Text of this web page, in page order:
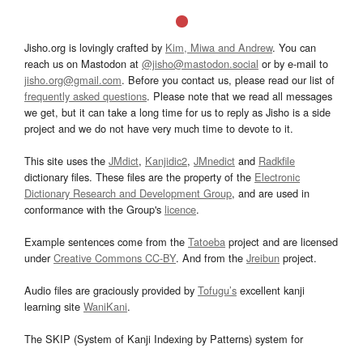
Jisho.org is lovingly crafted by Kim, Miwa and Andrew. You can
reach us on Mastodon at @jisho@mastodon.social or by e-mail to
jisho.org@gmail.com. Before you contact us, please read our list of
frequently asked questions. Please note that we read all messages
we get, but it can take a long time for us to reply as Jisho is a side
project and we do not have very much time to devote to it.
This site uses the JMdict, Kanjidic2, JMnedict and Radkfile
dictionary files. These files are the property of the Electronic
Dictionary Research and Development Group, and are used in
conformance with the Group's licence.
Example sentences come from the Tatoeba project and are licensed
underCreative Commons CC-BY. And from the Jreibun project.
Audio files are graciously provided by Tofugu’s excellent kanji
learning site WaniKani.
The SKIP (System of Kanji Indexing by Patterns) system for